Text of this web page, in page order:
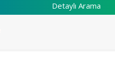
Detaylı Arama